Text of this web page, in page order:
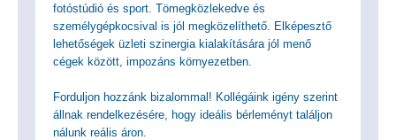
fotóstúdió és sport. Tömegközlekedve és
személygépkocsival is jól megközelíthető. Elképesztő
lehetőségek üzleti szinergia kialakítására jól menő
cégek között, impozáns környezetben.
Forduljon hozzánk bizalommal! Kollégáink igény szerint
állnak rendelkezésére, hogy ideális bérleményt találjon
nálunk reális áron.